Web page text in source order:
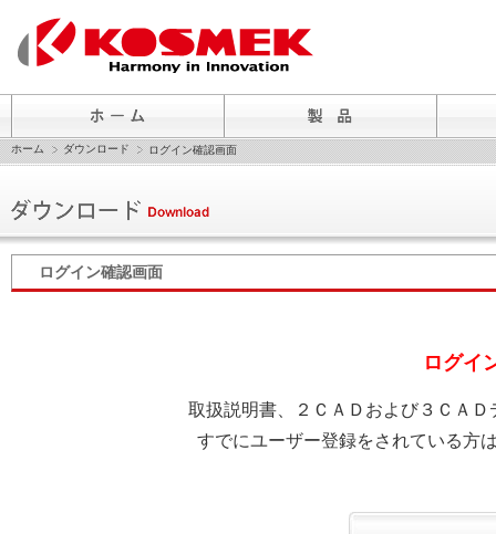
ホーム ダウンロード ログイン確認画面
ログイン確認画面
ログイ
取扱説明書、２ＣＡＤおよび３ＣＡ
すでにユーザー登録をされている方